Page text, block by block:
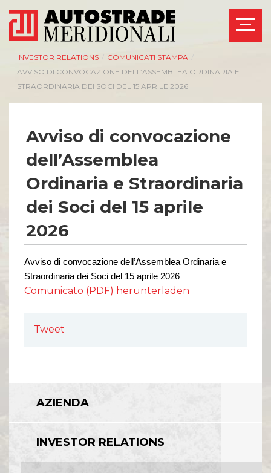
INVESTOR RELATIONS COMUNICATI STAMPA
AVVISO DI CONVOCAZIONE DELL’ASSEMBLEA ORDINARIA E
STRAORDINARIA DEI SOCI DEL 15 APRILE 2026
Avviso di convocazione
dell’Assemblea
Ordinaria e Straordinaria
dei Soci del 15 aprile
2026
Avviso di convocazione dell’Assemblea Ordinaria e
Straordinaria dei Soci del 15 aprile 2026
Comunicato (PDF) herunterladen
Tweet
AZIENDA
INVESTOR RELATIONS